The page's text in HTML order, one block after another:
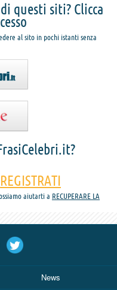
questi siti? Clicca
al sito in pochi istanti senza
REGISTRATI
aiutarti a RECUPERARE LA
News